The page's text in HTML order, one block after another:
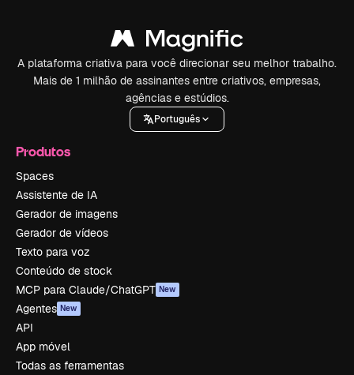
A plataforma criativa para você direcionar seu melhor trabalho.
Mais de 1 milhão de assinantes entre criativos, empresas,
agências e estúdios.
Português
Produtos
Spaces
Assistente de IA
Gerador de imagens
Gerador de vídeos
Texto para voz
Conteúdo de stock
MCP para Claude/ChatGPT New
Agentes New
API
App móvel
Todas as ferramentas